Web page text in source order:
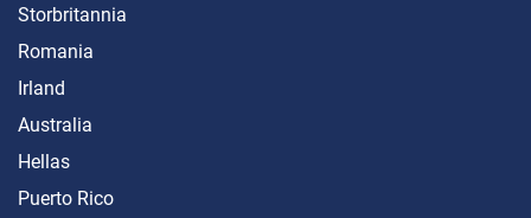
Storbritannia
Romania
Irland
Australia
Hellas
Puerto Rico